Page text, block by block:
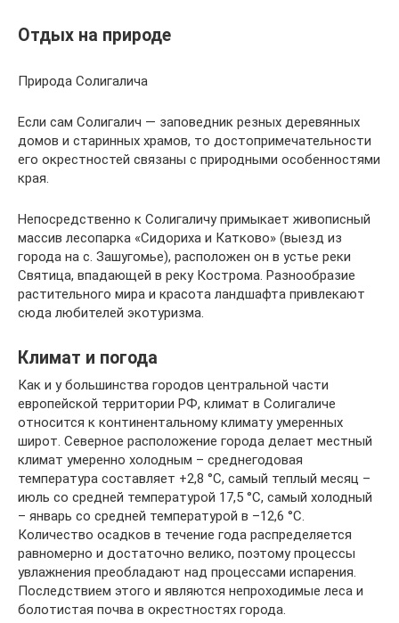
Отдых на природе
Природа Солигалича
Если сам Солигалич — заповедник резных деревянных
домов и старинных храмов, то достопримечательности
его окрестностей связаны с природными особенностями
края.
Непосредственно к Солигаличу примыкает живописный
массив лесопарка «Сидориха и Катково» (выезд из
города на с. Зашугомье), расположен он в устье реки
Святица, впадающей в реку Кострома. Разнообразие
растительного мира и красота ландшафта привлекают
сюда любителей экотуризма.
Климат и погода
Как и у большинства городов центральной части
европейской территории РФ, климат в Солигаличе
относится к континентальному климату умеренных
широт. Северное расположение города делает местный
климат умеренно холодным – среднегодовая
температура составляет +2,8 °C, самый теплый месяц –
июль со средней температурой 17,5 °C, самый холодный
– январь со средней температурой в –12,6 °C.
Количество осадков в течение года распределяется
равномерно и достаточно велико, поэтому процессы
увлажнения преобладают над процессами испарения.
Последствием этого и являются непроходимые леса и
болотистая почва в окрестностях города.